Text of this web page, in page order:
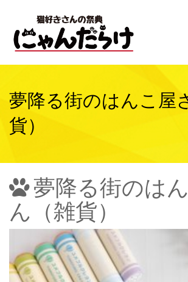
夢降る街のはんこ屋
貨）
夢降る街のは
ん（雑貨）